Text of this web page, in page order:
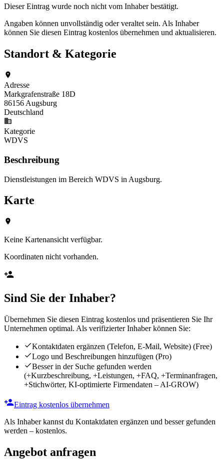
Dieser Eintrag wurde noch nicht vom Inhaber bestätigt.
Angaben können unvollständig oder veraltet sein. Als Inhaber
können Sie diesen Eintrag kostenlos übernehmen und aktualisieren.
Standort & Kategorie
Adresse
Markgrafenstraße 18D
86156 Augsburg
Deutschland
Kategorie
WDVS
Beschreibung
Dienstleistungen im Bereich WDVS in Augsburg.
Karte
Keine Kartenansicht verfügbar.
Koordinaten nicht vorhanden.
Sind Sie der Inhaber?
Übernehmen Sie diesen Eintrag kostenlos und präsentieren Sie Ihr
Unternehmen optimal. Als verifizierter Inhaber können Sie:
Kontaktdaten ergänzen (Telefon, E-Mail, Website) (Free)
Logo und Beschreibungen hinzufügen (Pro)
Besser in der Suche gefunden werden
(+Kurzbeschreibung, +Leistungen, +FAQ, +Terminanfragen,
+Stichwörter, KI-optimierte Firmendaten – AI-GROW)
Eintrag kostenlos übernehmen
Als Inhaber kannst du Kontaktdaten ergänzen und besser gefunden
werden – kostenlos.
Angebot anfragen